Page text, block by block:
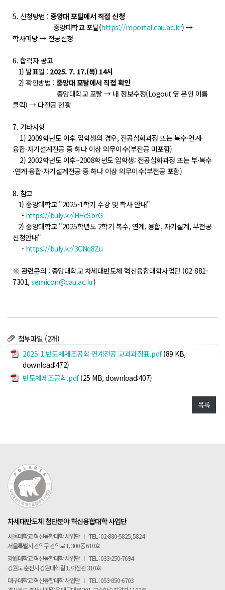
5. 신청방법 : 중앙대 포탈에서 직접 신청
중앙대학교 포탈(https://mportal.cau.ac.kr) →
학사마당 → 전공신청
6. 합격자 공고
1) 발표일 : 2025. 7. 17.(목) 14시
2) 확인방법 : 중앙대 포탈에서 직접 확인
중앙대학교 포탈 → 내 정보수정(Logout 옆 본인 이름
클릭) → 다전공 현황
7. 기타사항
1) 2009학년도 이후 입학생의 경우, 전공심화과정 또는 복수·연계·
융합·자기설계전공 중 하나 이상 의무이수(부전공 미포함)
2) 2002학년도 이후~2008학년도 입학생: 전공심화과정 또는 부·복수
·연계·융합·자기설계전공 중 하나 이상 의무이수(부전공 포함)
8. 참고
1) 중앙대학교 "2025-1학기 수강 및 학사 안내"
- https://buly.kr/HHcSbrG
2) 중앙대학교 "2025학년도 2학기 복수, 연계, 융합, 자기설계, 부전공
신청안내"
- https://buly.kr/3CNq8Zu
※ 관련문의 : 중앙대학교 차세대반도체 혁신융합대학사업단 (02-881-
7301, semicon@cau.ac.kr)
첨부파일 (2개)
2025-1 반도체제조공학 연계전공 교과과정표.pdf (89 KB,
download:472)
반도체제조공학.pdf (25 MB, download:407)
목록
차세대반도체 첨단분야 혁신융합대학 사업단
서울대학교 혁신융합대학 사업단 I TEL : 02-880-5825, 5824
서울특별시 관악구 관악로 1, 300동 610호
강원대학교 혁신융합대학 사업단 I TEL : 033-250-7694
강원도 춘천시 강원대학길 1, 아산관 310호
대구대학교 혁신융합대학 사업단 I TEL : 053-850-6703